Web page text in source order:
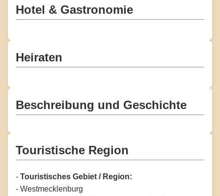
Hotel & Gastronomie
Heiraten
Beschreibung und Geschichte
Touristische Region
- Touristisches Gebiet / Region:
- Westmecklenburg